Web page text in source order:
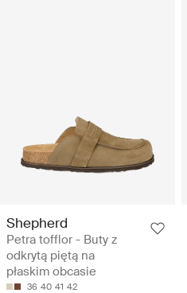
Shepherd
Petra tofflor - Buty z
odkrytą piętą na
płaskim obcasie
36 40 41 42